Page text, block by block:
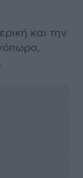
και την